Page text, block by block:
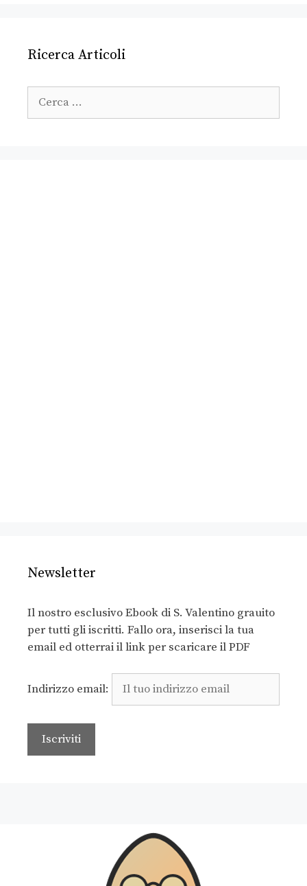
Ricerca Articoli
Newsletter
Il nostro esclusivo Ebook di S. Valentino grauito
per tutti gli iscritti. Fallo ora, inserisci la tua
email ed otterrai il link per scaricare il PDF
Indirizzo email: